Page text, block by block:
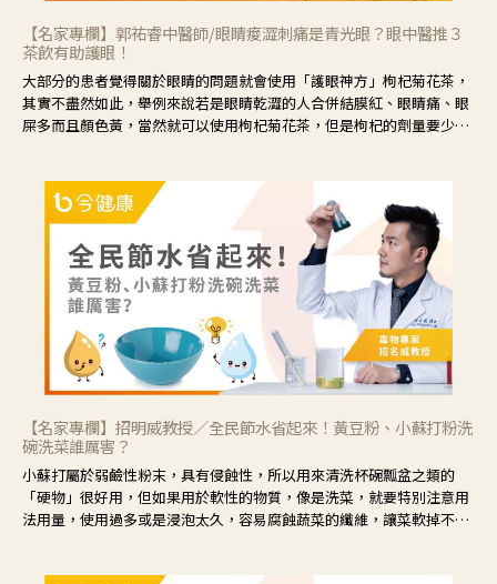
【名家專欄】郭祐睿中醫師/眼睛痠澀刺痛是青光眼？眼中醫推３
茶飲有助護眼！
大部分的患者覺得關於眼睛的問題就會使用「護眼神方」枸杞菊花茶，
其實不盡然如此，舉例來說若是眼睛乾澀的人合併結膜紅、眼睛痛、眼
屎多而且顏色黃，當然就可以使用枸杞菊花茶，但是枸杞的劑量要少，
候就要使用菊花、金銀花來治療；假如單純的眼睛乾澀，結膜沒有紅，
眼睛周圍沒有眼屎，這種情況是屬於「陰虛」，就可以使用枸杞、蓮
藕、麥門冬、山藥等比較滋潤的藥材，效果就更顯著。
【名家專欄】招明威教授／全民節水省起來！黃豆粉、小蘇打粉洗
碗洗菜誰厲害？
小蘇打屬於弱鹼性粉末，具有侵蝕性，所以用來清洗杯碗瓢盆之類的
「硬物」很好用，但如果用於軟性的物質，像是洗菜，就要特別注意用
法用量，使用過多或是浸泡太久，容易腐蝕蔬菜的纖維，讓菜軟掉不清